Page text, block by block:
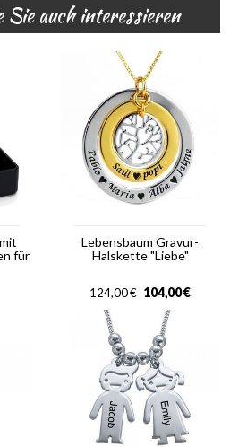
Sie auch interessieren
für
Lebensbaum Gravur-
Halskette "Liebe"
€
124,00 €
104,00